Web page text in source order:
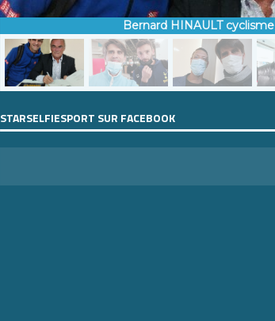
Bernard HINAULT cyclisme
STARSELFIESPORT SUR FACEBOOK